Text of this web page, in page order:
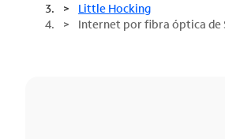
Little Hocking
Internet por fibra óptica de